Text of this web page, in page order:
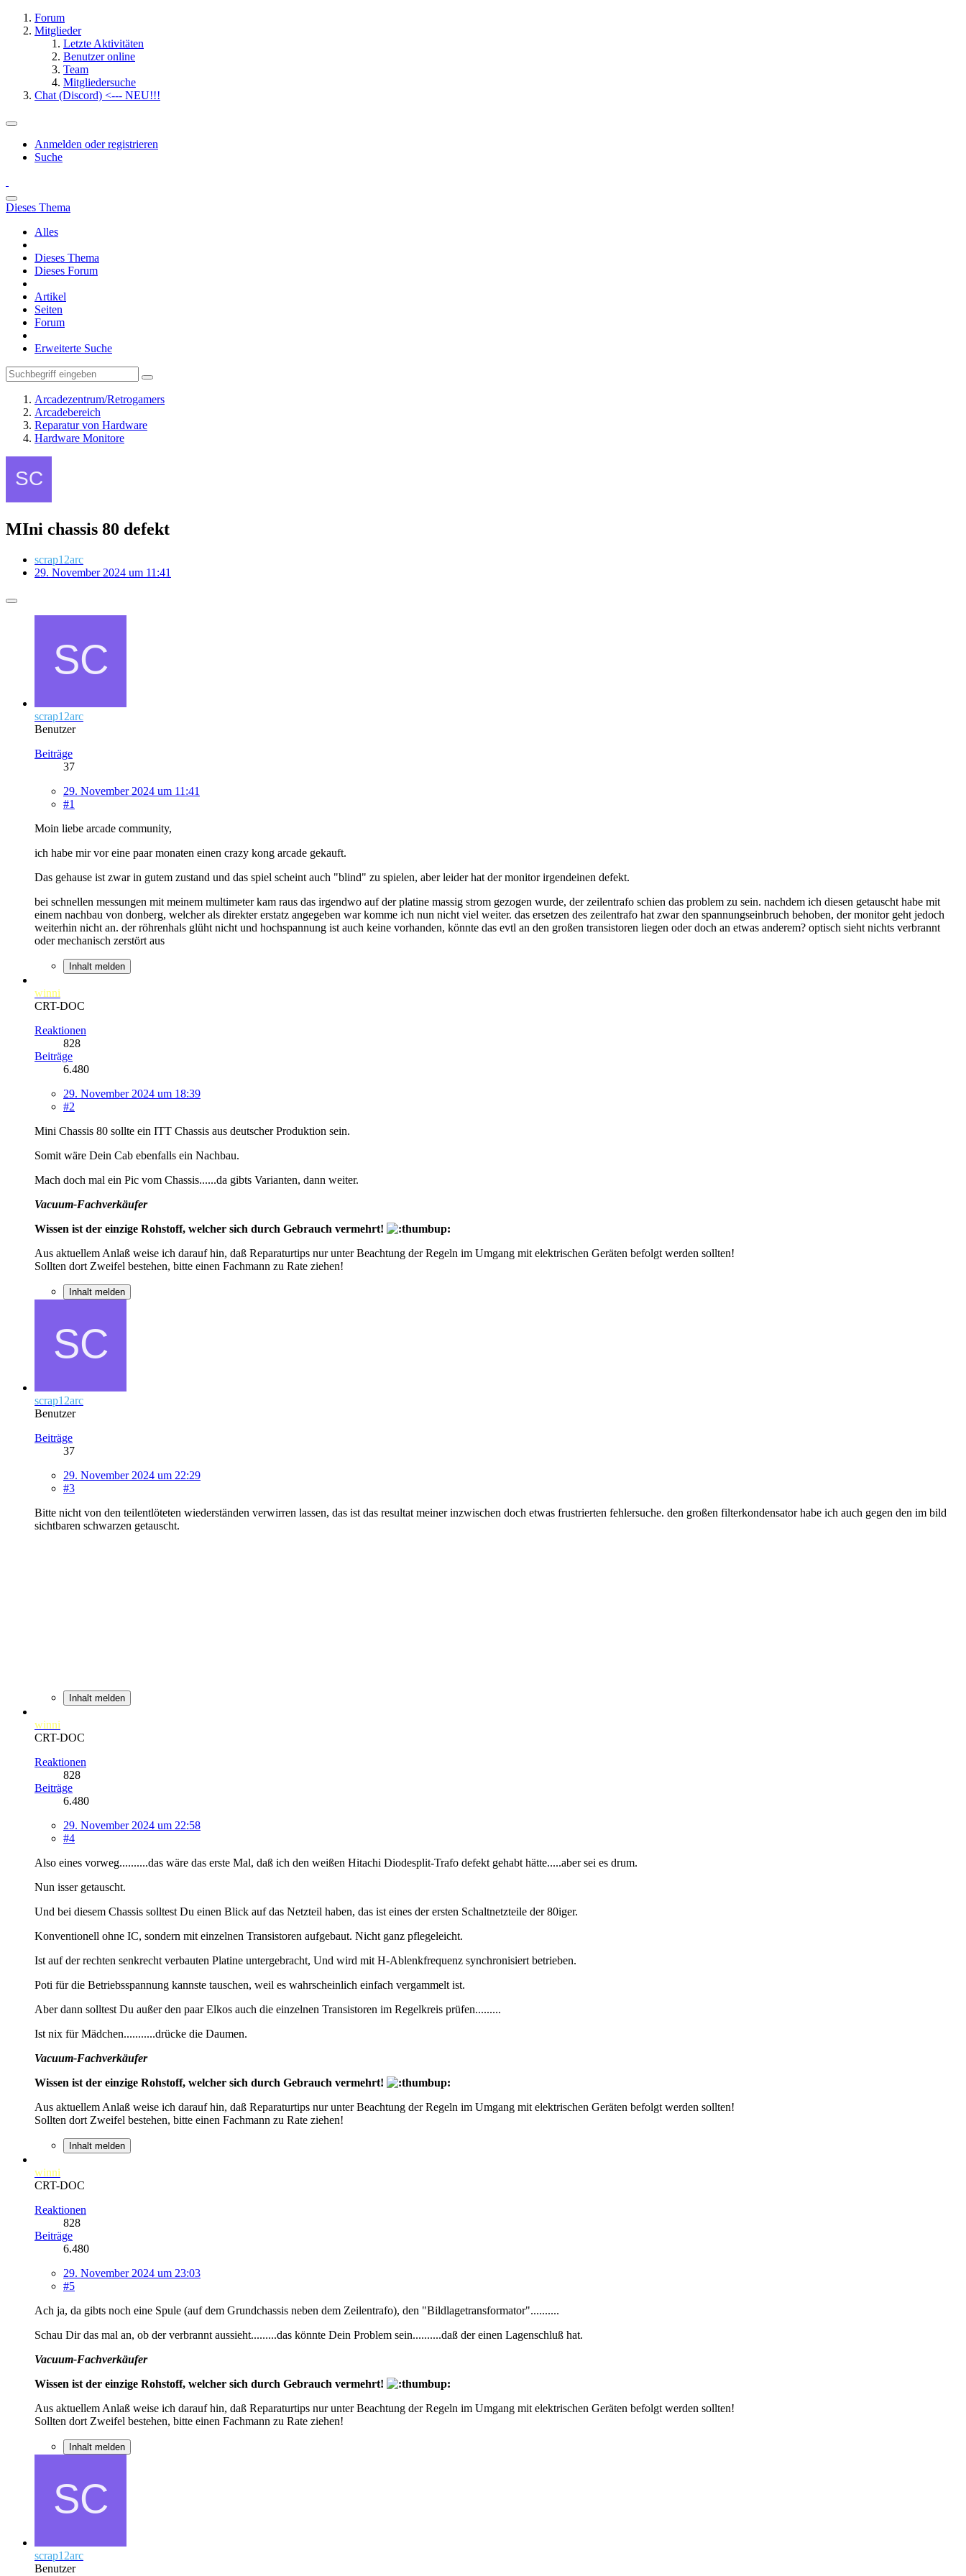
Forum
Mitglieder
Letzte Aktivitäten
Benutzer online
Team
Mitgliedersuche
Chat (Discord) <--- NEU!!!
Anmelden oder registrieren
Suche
Dieses Thema
Alles
Dieses Thema
Dieses Forum
Artikel
Seiten
Forum
Erweiterte Suche
Arcadezentrum/Retrogamers
Arcadebereich
Reparatur von Hardware
Hardware Monitore
MIni chassis 80 defekt
scrap12arc
29. November 2024 um 11:41
scrap12arc
Benutzer
Beiträge
37
29. November 2024 um 11:41
#1
Moin liebe arcade community,
ich habe mir vor eine paar monaten einen crazy kong arcade gekauft.
Das gehause ist zwar in gutem zustand und das spiel scheint auch "blind" zu spielen, aber leider hat der monitor irgendeinen defekt.
bei schnellen messungen mit meinem multimeter kam raus das irgendwo auf der platine massig strom gezogen wurde, der zeilentrafo schien das problem zu sein. nachdem ich diesen getauscht habe mit
einem nachbau von donberg, welcher als direkter erstatz angegeben war komme ich nun nicht viel weiter. das ersetzen des zeilentrafo hat zwar den spannungseinbruch behoben, der monitor geht jedoch
weiterhin nicht an. der röhrenhals glüht nicht und hochspannung ist auch keine vorhanden, könnte das evtl an den großen transistoren liegen oder doch an etwas anderem? optisch sieht nichts verbrannt
oder mechanisch zerstört aus
Inhalt melden
winni
CRT-DOC
Reaktionen
828
Beiträge
6.480
29. November 2024 um 18:39
#2
Mini Chassis 80 sollte ein ITT Chassis aus deutscher Produktion sein.
Somit wäre Dein Cab ebenfalls ein Nachbau.
Mach doch mal ein Pic vom Chassis......da gibts Varianten, dann weiter.
Vacuum-Fachverkäufer
Wissen ist der einzige Rohstoff, welcher sich durch Gebrauch vermehrt!
Aus aktuellem Anlaß weise ich darauf hin, daß Reparaturtips nur unter Beachtung der Regeln im Umgang mit elektrischen Geräten befolgt werden sollten!
Sollten dort Zweifel bestehen, bitte einen Fachmann zu Rate ziehen!
Inhalt melden
scrap12arc
Benutzer
Beiträge
37
29. November 2024 um 22:29
#3
Bitte nicht von den teilentlöteten wiederständen verwirren lassen, das ist das resultat meiner inzwischen doch etwas frustrierten fehlersuche. den großen filterkondensator habe ich auch gegen den im bild
sichtbaren schwarzen getauscht.
Inhalt melden
winni
CRT-DOC
Reaktionen
828
Beiträge
6.480
29. November 2024 um 22:58
#4
Also eines vorweg..........das wäre das erste Mal, daß ich den weißen Hitachi Diodesplit-Trafo defekt gehabt hätte.....aber sei es drum.
Nun isser getauscht.
Und bei diesem Chassis solltest Du einen Blick auf das Netzteil haben, das ist eines der ersten Schaltnetzteile der 80iger.
Konventionell ohne IC, sondern mit einzelnen Transistoren aufgebaut. Nicht ganz pflegeleicht.
Ist auf der rechten senkrecht verbauten Platine untergebracht, Und wird mit H-Ablenkfrequenz synchronisiert betrieben.
Poti für die Betriebsspannung kannste tauschen, weil es wahrscheinlich einfach vergammelt ist.
Aber dann solltest Du außer den paar Elkos auch die einzelnen Transistoren im Regelkreis prüfen.........
Ist nix für Mädchen...........drücke die Daumen.
Vacuum-Fachverkäufer
Wissen ist der einzige Rohstoff, welcher sich durch Gebrauch vermehrt!
Aus aktuellem Anlaß weise ich darauf hin, daß Reparaturtips nur unter Beachtung der Regeln im Umgang mit elektrischen Geräten befolgt werden sollten!
Sollten dort Zweifel bestehen, bitte einen Fachmann zu Rate ziehen!
Inhalt melden
winni
CRT-DOC
Reaktionen
828
Beiträge
6.480
29. November 2024 um 23:03
#5
Ach ja, da gibts noch eine Spule (auf dem Grundchassis neben dem Zeilentrafo), den "Bildlagetransformator"..........
Schau Dir das mal an, ob der verbrannt aussieht.........das könnte Dein Problem sein..........daß der einen Lagenschluß hat.
Vacuum-Fachverkäufer
Wissen ist der einzige Rohstoff, welcher sich durch Gebrauch vermehrt!
Aus aktuellem Anlaß weise ich darauf hin, daß Reparaturtips nur unter Beachtung der Regeln im Umgang mit elektrischen Geräten befolgt werden sollten!
Sollten dort Zweifel bestehen, bitte einen Fachmann zu Rate ziehen!
Inhalt melden
scrap12arc
Benutzer